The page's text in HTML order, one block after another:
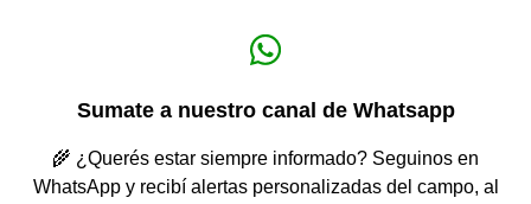
Sumate a nuestro canal de Whatsapp
🌾 ¿Querés estar siempre informado? Seguinos en
WhatsApp y recibí alertas personalizadas del campo, al